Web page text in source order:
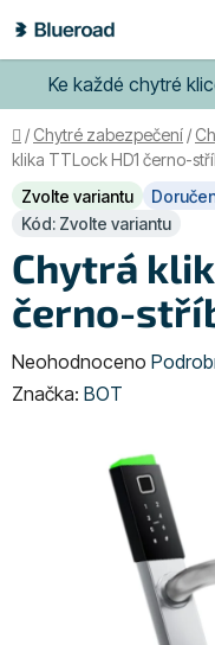
na
obsah
Ke každé chytré
Domů
/ Chytré zabezpečení /
klika TTLock HD1 černo-
Zvolte variantu
Kód: Zvolte variantu
Chytrá
černo-
Průměrné
hodnocení
Neohodnoceno
Značka: BOT